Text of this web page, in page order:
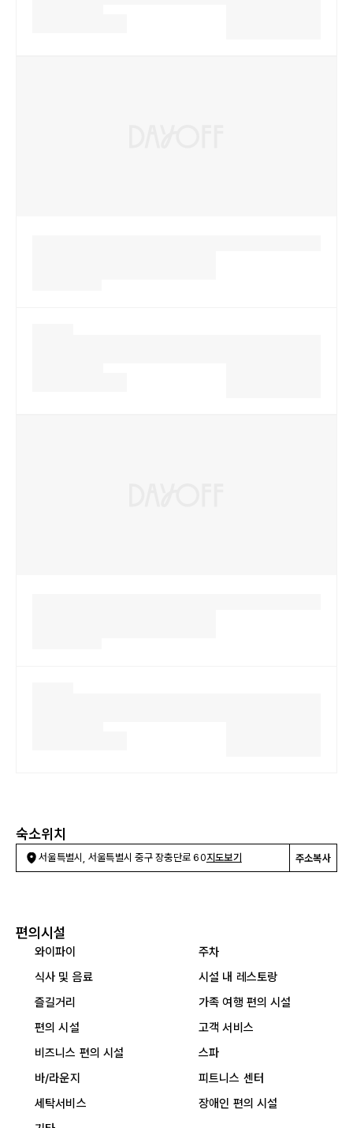
숙소위치
서울특별시, 서울특별시 중구 장충단로 60지도보기 주소복사
편의시설
와이파이
주차
식사 및 음료
시설 내 레스토랑
즐길거리
가족 여행 편의 시설
편의 시설
고객 서비스
비즈니스 편의 시설
스파
바/라운지
피트니스 센터
세탁서비스
장애인 편의 시설